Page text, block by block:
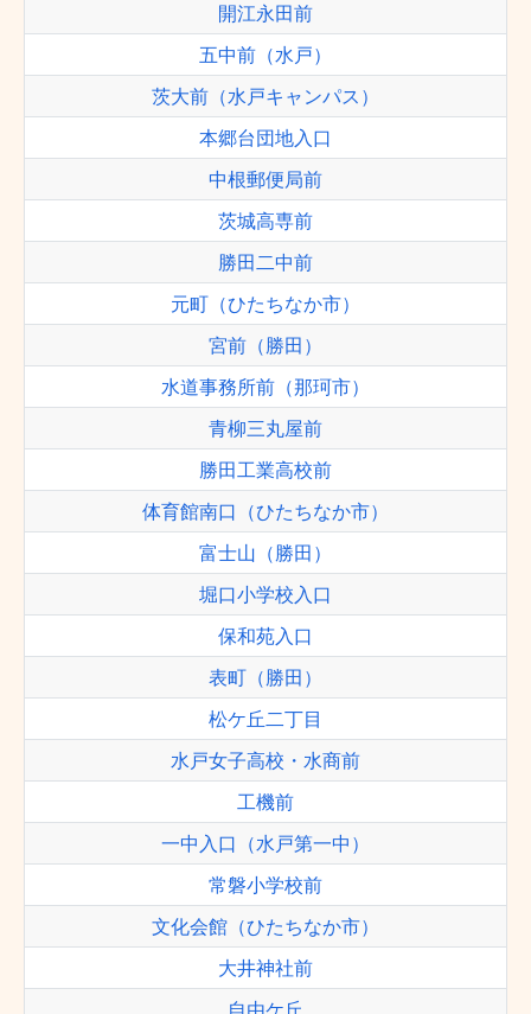
開江永田前
五中前（水戸）
茨大前（水戸キャンパス）
本郷台団地入口
中根郵便局前
茨城高専前
勝田二中前
元町（ひたちなか市）
宮前（勝田）
水道事務所前（那珂市）
青柳三丸屋前
勝田工業高校前
体育館南口（ひたちなか市）
富士山（勝田）
堀口小学校入口
保和苑入口
表町（勝田）
松ケ丘二丁目
水戸女子高校・水商前
工機前
一中入口（水戸第一中）
常磐小学校前
文化会館（ひたちなか市）
大井神社前
自由ケ丘